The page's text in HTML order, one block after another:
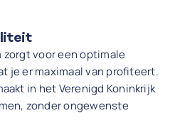
voor een optimale
je er maximaal van profiteert.
in het Verenigd Koninkrijk
zonder ongewenste